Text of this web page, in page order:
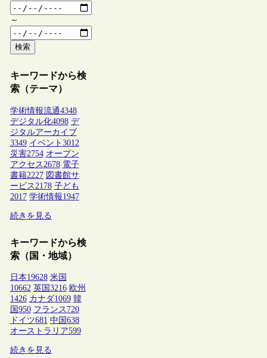
～
検索
キーワードから検
索（テーマ）
学術情報流通4348
デジタル化4098 デ
ジタルアーカイブ
3349 イベント 3012
災害2754 オープン
アクセス 2678 電子
書籍2227 図書館サ
ービス 2178 子ども
2017 学術情報1947
続きを見る
キーワードから検
索（国・地域）
日本19628 米国
10662 英国 3216 欧州
1426 カナダ1069 韓
国 950 フランス 720
ドイツ681 中国 638
オーストラリア599
続きを見る